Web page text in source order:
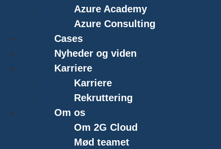
Azure Academy
Azure Consulting
Cases
Nyheder og viden
Karriere
Karriere
Rekruttering
Om os
Om 2G Cloud
Mød teamet